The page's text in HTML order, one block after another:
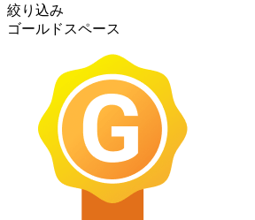
絞り込み
ゴールドスペース